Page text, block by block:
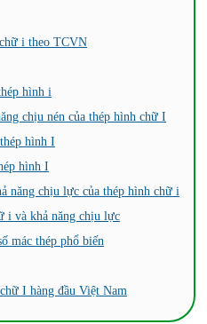
i theo TCVN
hình i
chịu nén của thép hình chữ I
hình I
hình I
năng chịu lực của thép hình chữ i
i và khả năng chịu lực
mác thép phổ biến
I hàng đầu Việt Nam